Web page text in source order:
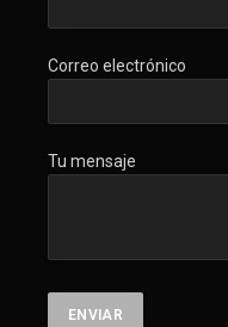
Correo electrónico
Tu mensaje